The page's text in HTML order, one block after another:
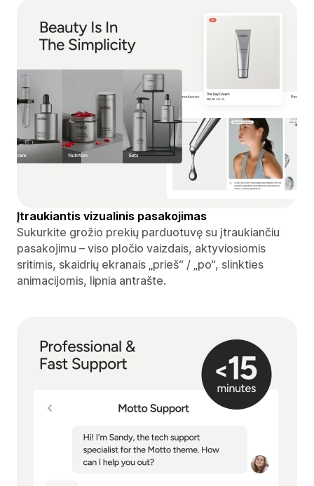
Įtraukiantis vizualinis pasakojimas
Sukurkite grožio prekių parduotuvę su įtraukiančiu
pasakojimu – viso pločio vaizdais, aktyviosiomis
sritimis, skaidrių ekranais „prieš“ / „po“, slinkties
animacijomis, lipnia antrašte.